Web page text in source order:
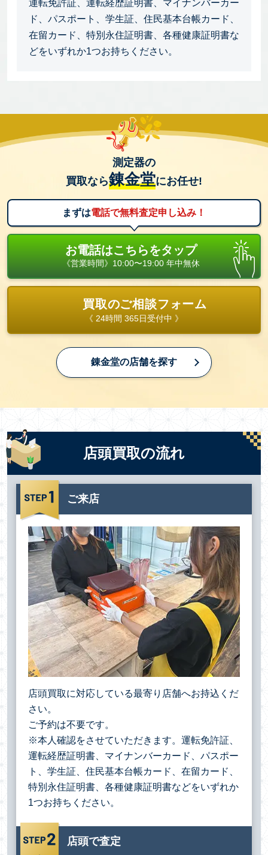
運転免許証、運転経歴証明書、マイナンバーカー
ド、パスポート、学生証、住民基本台帳カード、
在留カード、特別永住証明書、各種健康証明書な
どをいずれか1つお持ちください。
測定器の
買取なら錬金堂にお任せ!
まずは電話で無料査定申し込み！
お電話はこちらをタップ
《営業時間》10:00〜19:00 年中無休
買取のご相談フォーム
《 24時間 365日受付中 》
錬金堂の店舗を探す
店頭買取の流れ
ご来店
店頭買取に対応している最寄り店舗へお持込くだ
さい。
ご予約は不要です。
※本人確認をさせていただきます。運転免許証、
運転経歴証明書、マイナンバーカード、パスポー
ト、学生証、住民基本台帳カード、在留カード、
特別永住証明書、各種健康証明書などをいずれか
1つお持ちください。
店頭で査定